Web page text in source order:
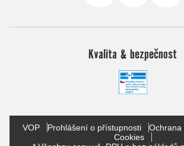
Kvalita & bezpečnost
VOP Prohlášení o přístupnosti
Ochrana
Cookies